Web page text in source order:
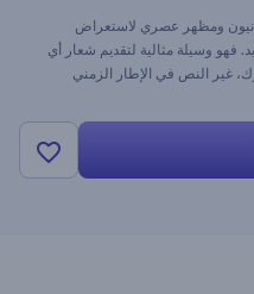
نيون ومظهر عصري لاستعراض
فهو وسيلة مثالية لتقديم شعار أي
غير النص في الإطار الزمني